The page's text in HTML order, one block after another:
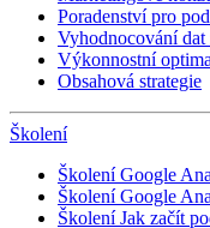
Poradenství pro
Vyhodnocování
Výkonnostní
Obsahová strategie
Školení
Školení Google
Školení Google
Školení Jak začít